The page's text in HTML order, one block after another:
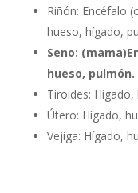
Riñón: Encéfalo
hueso, hígado,
Seno:
hueso, pulmón.
Tiroides:
Útero: Hígado,
Vejiga: Hígado,